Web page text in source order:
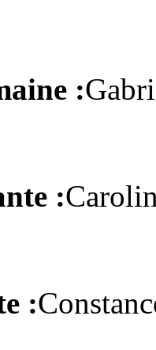
:
:
: